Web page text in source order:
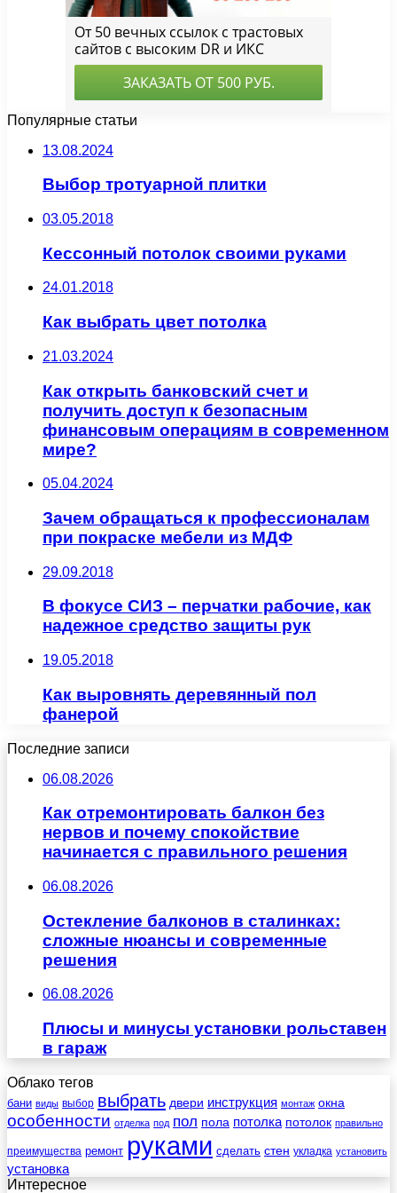
Популярные статьи
13.08.2024
Выбор тротуарной плитки
03.05.2018
Кессонный потолок своими руками
24.01.2018
Как выбрать цвет потолка
21.03.2024
Как открыть банковский счет и
получить доступ к безопасным
финансовым операциям в современном
мире?
05.04.2024
Зачем обращаться к профессионалам
при покраске мебели из МДФ
29.09.2018
В фокусе СИЗ – перчатки рабочие, как
надежное средство защиты рук
19.05.2018
Как выровнять деревянный пол
фанерой
Последние записи
06.08.2026
Как отремонтировать балкон без
нервов и почему спокойствие
начинается с правильного решения
06.08.2026
Остекление балконов в сталинках:
сложные нюансы и современные
решения
06.08.2026
Плюсы и минусы установки рольставен
в гараж
Облако тегов
бани виды выбор выбрать двери инструкция монтаж окна
особенности отделка под пол пола потолка потолок правильно
преимущества ремонт руками сделать стен укладка установить
установка
Интересное